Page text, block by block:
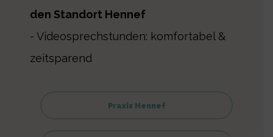
den Standort Hennef
- Videosprechstunden: komfortabel &
zeitsparend
Praxis Hennef